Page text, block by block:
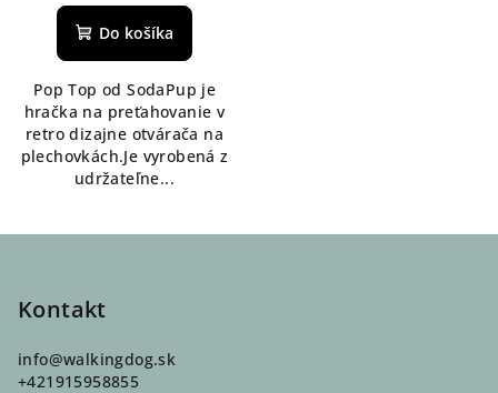
Do košíka
Pop Top od SodaPup je
hračka na preťahovanie v
retro dizajne otvárača na
plechovkách.Je vyrobená z
udržateľne...
Kontakt
info@walkingdog.sk
+421915958855